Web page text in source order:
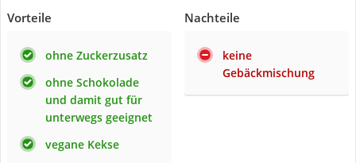
Vorteile
ohne Zuckerzusatz
ohne Schokolade
und damit gut für
unterwegs geeignet
vegane Kekse
Nachteile
keine
Gebäckmischung